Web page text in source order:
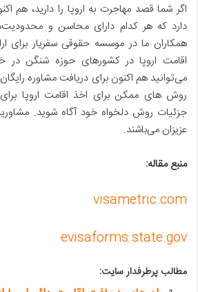
اگر شما قصد مهاجرت به اروپا را دارید، هم
دارد که هر کدام دارای محاسن و
همکاران ما در موسسه حقوقی سفریار برای
اقامت اروپا در کشورهای حوزه شنگن
می‌توانید هم اکنون برای دریافت مشاوره
روش ‌های ممکن برای اخذ اقامت اروپا برای
جزئیات روش دلخواه خود آگاه شوید.
عزیزان می‌باشند.
منبع مقاله:
visametric.com
evisaforms.state.gov
مطالب پرطرفدار سایت: